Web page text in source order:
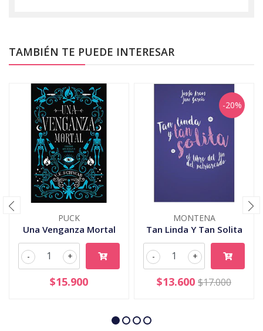
TAMBIÉN TE PUEDE INTERESAR
PUCK
Una Venganza Mortal
+
-
$15.900
-20%
MONTENA
Tan Linda Y Tan Solita
+
-
$13.600 $17.000